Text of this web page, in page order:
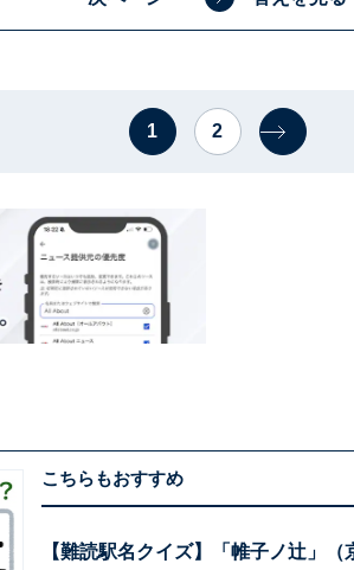
1 2
こちらもおすすめ
【難読駅名クイズ】「帷子ノ辻」